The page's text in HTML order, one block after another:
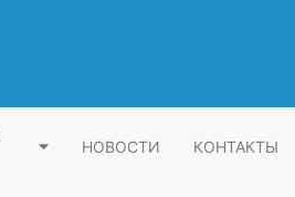
НОВОСТИ КОНТАКТЫ